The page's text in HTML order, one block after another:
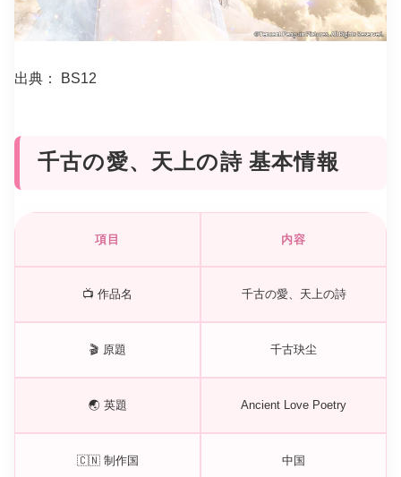
出典： BS12
千古の愛、天上の詩 基本情報
項目 内容
📺 作品名 千古の愛、天上の詩
🎬 原題 千古玦尘
🌏 英題 Ancient Love Poetry
🇨🇳 制作国 中国